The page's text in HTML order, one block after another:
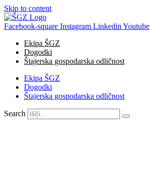
Skip to content
Facebook-square Instagram Linkedin Youtube
Ekipa ŠGZ
Dogodki
Štajerska gospodarska odličnost
Ekipa ŠGZ
Dogodki
Štajerska gospodarska odličnost
Search